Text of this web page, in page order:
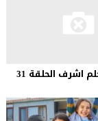
الحلقة 31